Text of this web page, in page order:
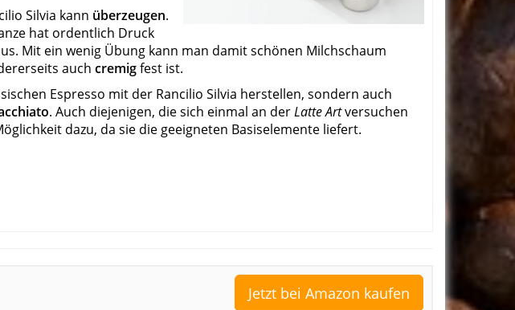
Silvia kann überzeugen.
hat ordentlich Druck
Mit ein wenig Übung kann man damit schönen Milchschaum
auch cremigfest ist.
Espresso mit der Rancilio Silvia herstellen, sondern auch
. Auch diejenigen, die sich einmal an derLatte Artversuchen
dazu, da sie die geeigneten Basiselemente liefert.
Jetzt bei Amazon kaufen